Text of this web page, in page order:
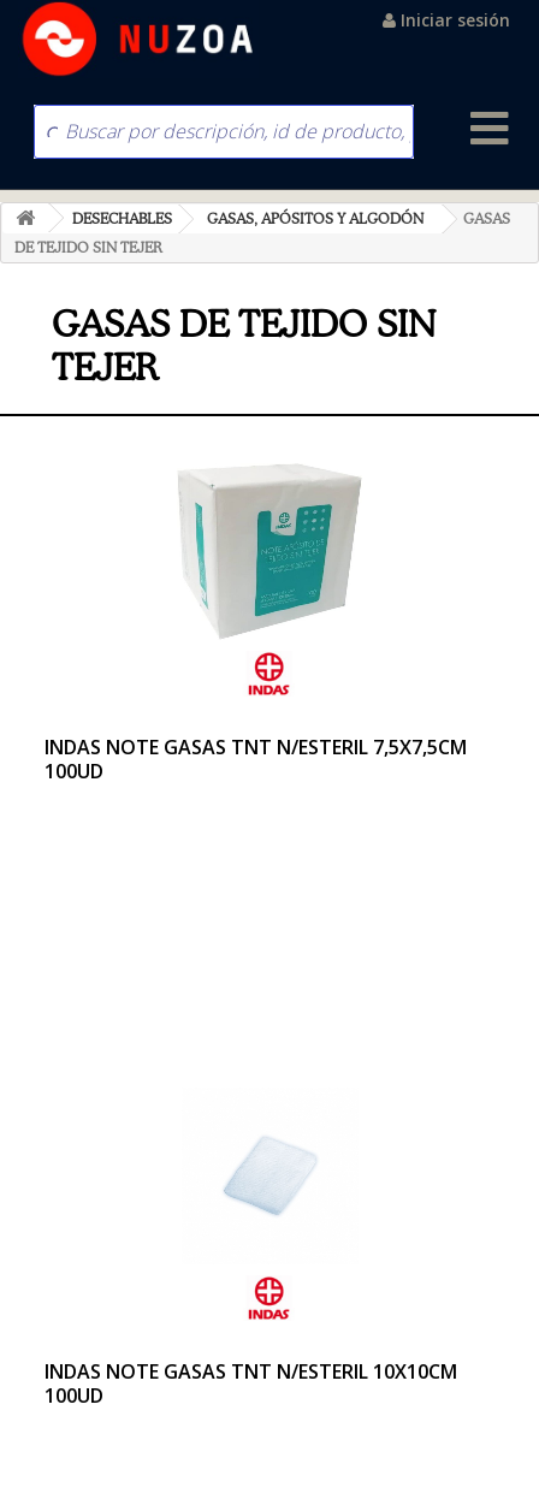
Iniciar sesión
DESECHABLES GASAS, APÓSITOS Y ALGODÓN
GASAS
DE TEJIDO SIN TEJER
GASAS DE TEJIDO SIN
TEJER
INDAS NOTE GASAS TNT N/ESTERIL 7,5X7,5CM
100UD
INDAS NOTE GASAS TNT N/ESTERIL 10X10CM
100UD